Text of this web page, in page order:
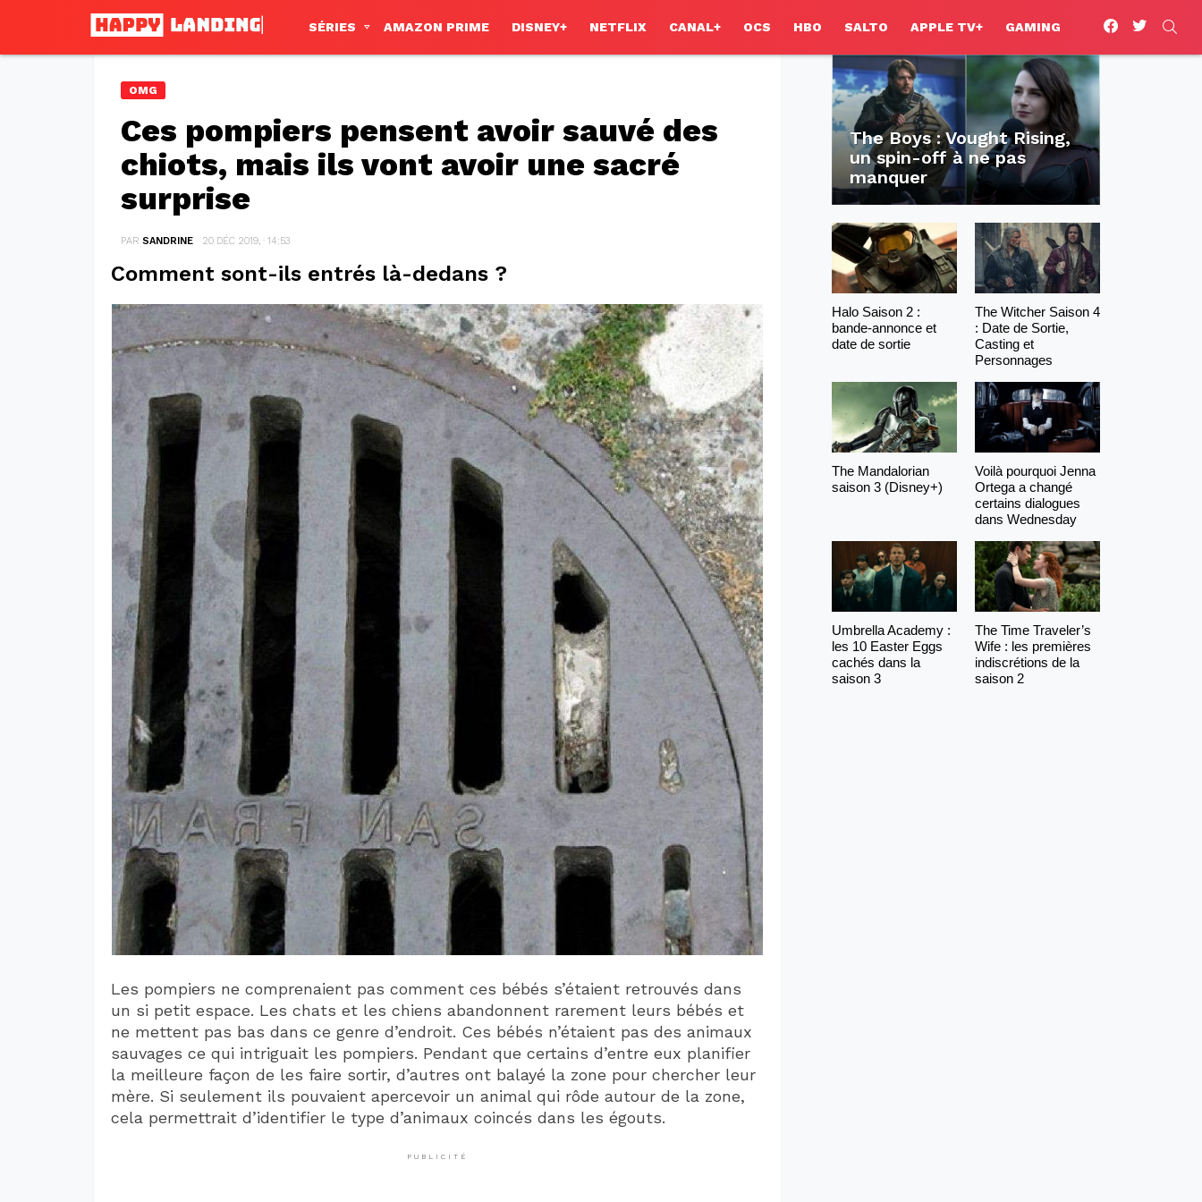
SÉRIES AMAZON PRIME DISNEY+ NETFLIX CANAL+ OCS HBO SALTO APPLE TV+ GAMING
facebooktwitter
OMG
Ces pompiers pensent avoir sauvé des
chiots, mais ils vont avoir une sacré
surprise
PAR SANDRINE 20 DÉC 2019, · 14:53
Comment sont-ils entrés là-dedans ?
Les pompiers ne comprenaient pas comment ces bébés s’étaient retrouvés dans
un si petit espace. Les chats et les chiens abandonnent rarement leurs bébés et
ne mettent pas bas dans ce genre d’endroit. Ces bébés n’étaient pas des animaux
sauvages ce qui intriguait les pompiers. Pendant que certains d’entre eux planifier
la meilleure façon de les faire sortir, d’autres ont balayé la zone pour chercher leur
mère. Si seulement ils pouvaient apercevoir un animal qui rôde autour de la zone,
cela permettrait d’identifier le type d’animaux coincés dans les égouts.
PUBLICITÉ
The Boys : Vought Rising,
un spin-off à ne pas
manquer
Halo Saison 2 :
bande-annonce et
date de sortie
The Witcher Saison 4
: Date de Sortie,
Casting et
Personnages
The Mandalorian
saison 3 (Disney+)
Voilà pourquoi Jenna
Ortega a changé
certains dialogues
dans Wednesday
Umbrella Academy :
les 10 Easter Eggs
cachés dans la
saison 3
The Time Traveler’s
Wife : les premières
indiscrétions de la
saison 2